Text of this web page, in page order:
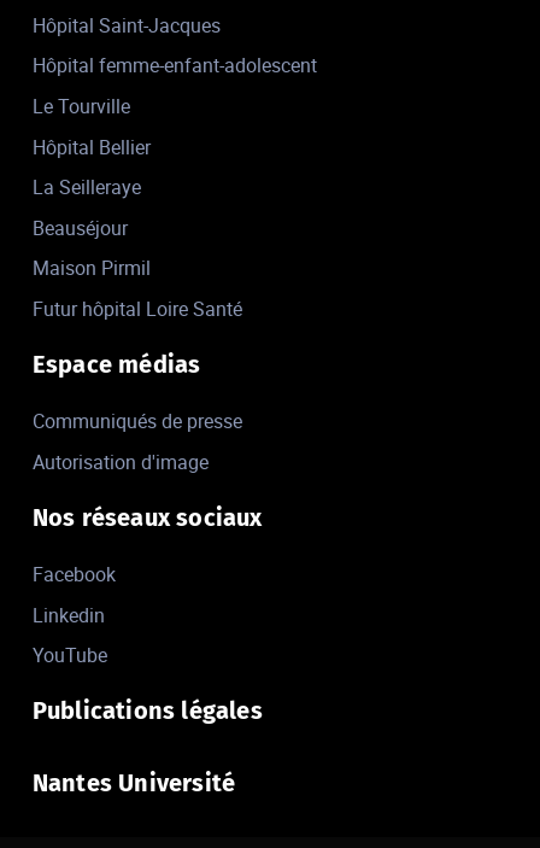
Hôpital Saint-Jacques
Hôpital femme-enfant-adolescent
Le Tourville
Hôpital Bellier
La Seilleraye
Beauséjour
Maison Pirmil
Futur hôpital Loire Santé
Espace médias
Communiqués de presse
Autorisation d'image
Nos réseaux sociaux
Facebook
Linkedin
YouTube
Publications légales
Nantes Université